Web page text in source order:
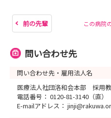
前の先輩 この病院
問い合わせ先
問い合わせ先・雇用法人名
医療法人社団洛和会本部 採用
電話番号： 0120-81-3140（直）
E-mailアドレス：